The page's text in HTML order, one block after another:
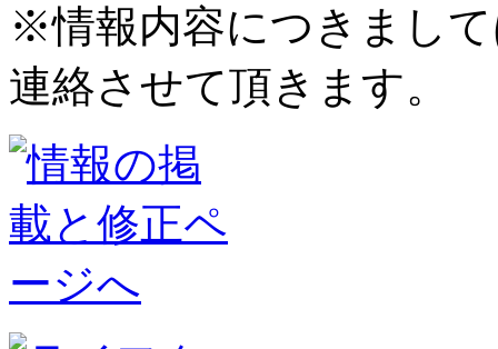
※情報内容につきまし
連絡させて頂きます。